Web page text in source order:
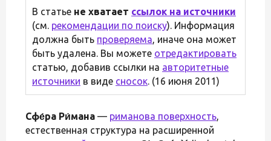
В статье не хватает ссылок на источники
(см. рекомендации по поиску). Информация
должна быть проверяема, иначе она может
быть удалена. Вы можете отредактировать
статью, добавив ссылки на авторитетные
источники в виде сносок. (16 июня 2011)
Сфе́ра Ри́мана — риманова поверхность,
естественная структура на расширенной